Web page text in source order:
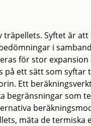
träpellets. Syftet är
i
för stor expansion
på ett sätt som
Ett
begränsningar som
mäta de termiska